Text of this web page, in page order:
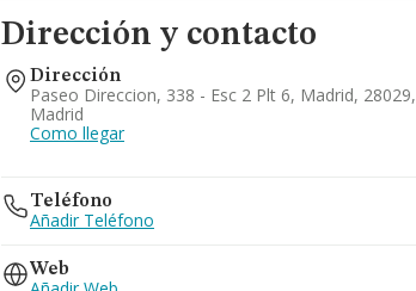
Dirección y contacto
Dirección
Paseo Direccion, 338 - Esc 2 Plt 6, Madrid, 28029,
Madrid
Como llegar
Teléfono
Añadir Teléfono
Web